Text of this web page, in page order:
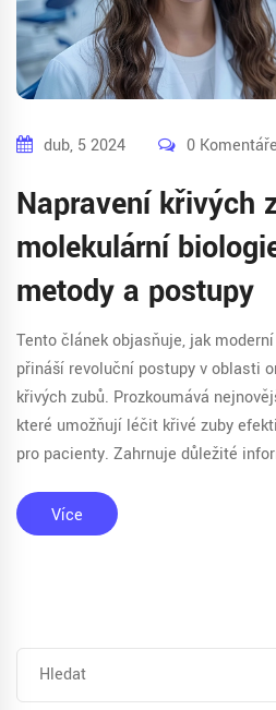
dub, 5 2024 0 Komentáře
Napravení křivých
molekulární
metody a postupy
Tento článek objasňuje, jak
přináší revoluční postupy v oblasti
křivých zubů. Prozkoumává
které umožňují léčit křivé zuby
pro pacienty. Zahrnuje důležité
tipy pro ty, kteří zvažují korekci
prostřednictvím těchto moderních
Více